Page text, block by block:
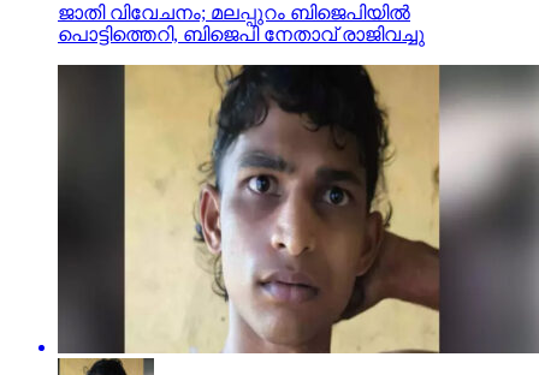
ജാതി വിവേചനം; മലപ്പുറം ബിജെപിയില്‍
പൊട്ടിത്തെറി, ബിജെപി നേതാവ് രാജിവച്ചു